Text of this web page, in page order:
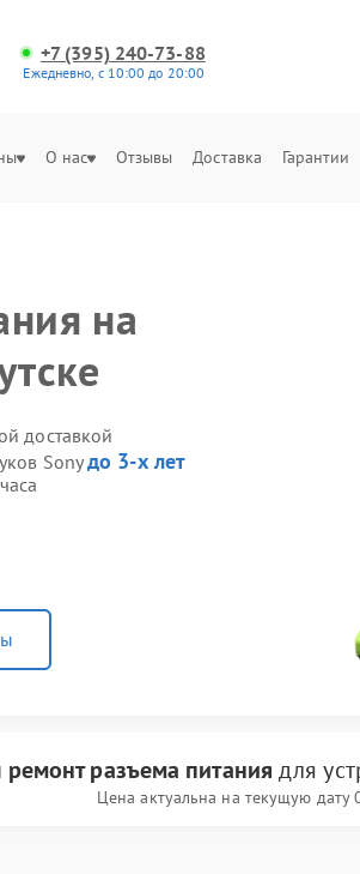
+7 (395) 240-73-88
Ежедневно, с 10:00 до 20:00
О нас Отзывы Доставка Гарантии
на
доставкой
Sonyдо 3-х лет
ремонт разъема питаниядля
Цена актуальна на текущую дату